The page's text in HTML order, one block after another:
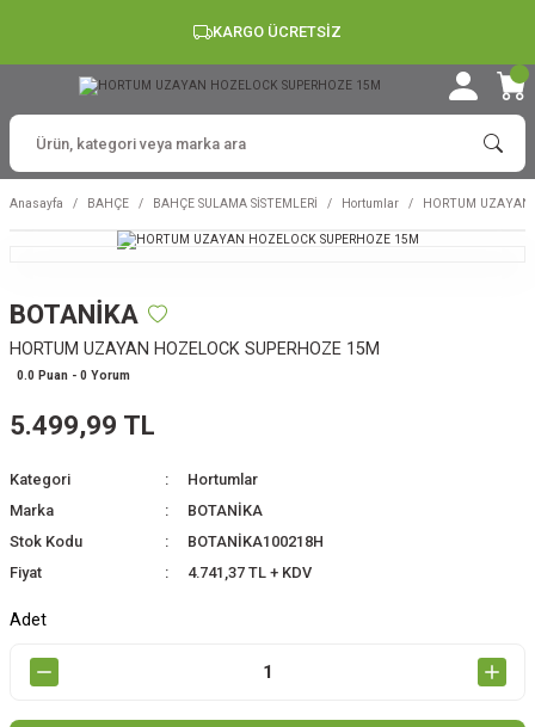
KARGO ÜCRETSİZ
Anasayfa BAHÇE BAHÇE SULAMA SİSTEMLERİ Hortumlar HORTUM UZAYAN
BOTANİKA
HORTUM UZAYAN HOZELOCK SUPERHOZE 15M
0.0 Puan - 0 Yorum
5.499,99 TL
Kategori
Hortumlar
Marka
BOTANİKA
Stok Kodu
BOTANİKA100218H
Fiyat
4.741,37 TL + KDV
Adet